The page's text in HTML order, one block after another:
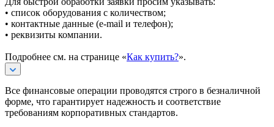
• список оборудования с количеством;
• контактные данные (e-mail и телефон);
• реквизиты компании.
Подробнее см. на странице «Как купить?».
Все финансовые операции проводятся строго в безналичной
форме, что гарантирует надежность и соответствие
требованиям корпоративных стандартов.